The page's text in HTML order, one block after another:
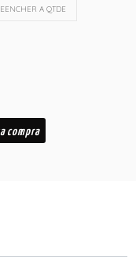
A QTDE
compra